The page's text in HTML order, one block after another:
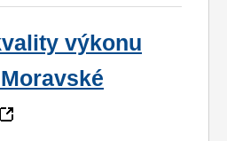
výkonu